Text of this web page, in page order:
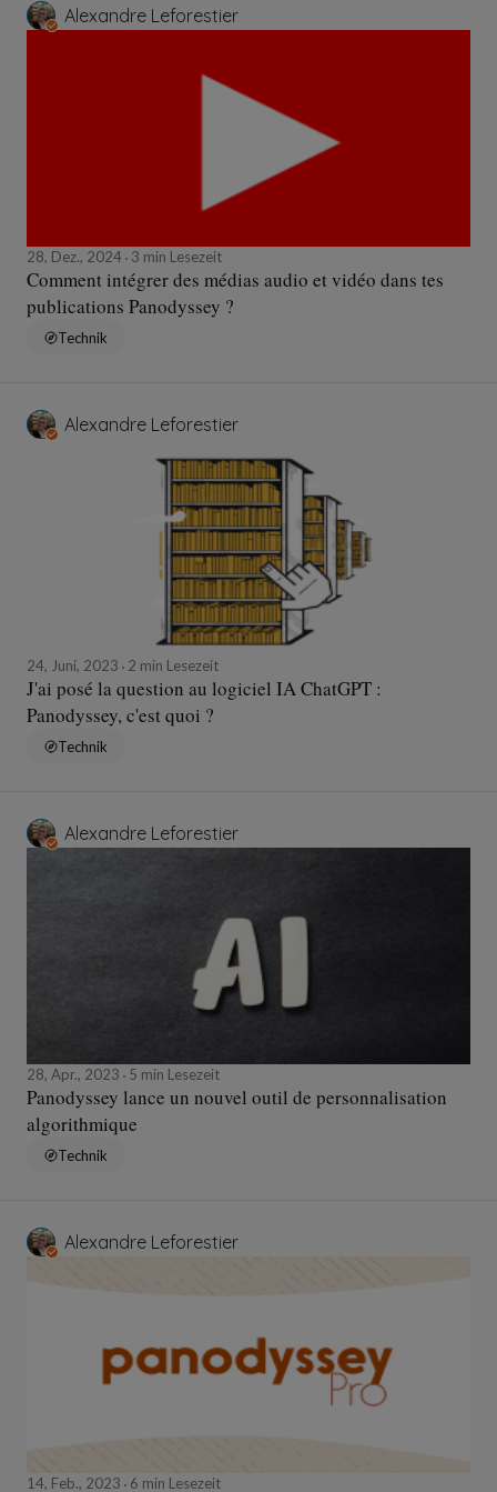
Alexandre Leforestier
28, Dez., 2024 3 min Lesezeit
Comment intégrer des médias audio et vidéo dans tes
publications Panodyssey ?
Technik
Alexandre Leforestier
24, Juni, 2023 2 min Lesezeit
J'ai posé la question au logiciel IA ChatGPT :
Panodyssey, c'est quoi ?
Technik
Alexandre Leforestier
28, Apr., 2023 5 min Lesezeit
Panodyssey lance un nouvel outil de personnalisation
algorithmique
Technik
Alexandre Leforestier
14, Feb., 2023 6 min Lesezeit